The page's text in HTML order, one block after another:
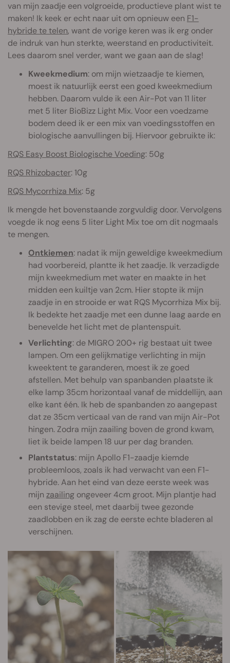
van mijn zaadje een volgroeide, productieve plant wist te
maken! Ik keek er echt naar uit om opnieuw een F1-
hybride te telen, want de vorige keren was ik erg onder
de indruk van hun sterkte, weerstand en productiviteit.
Lees daarom snel verder, want we gaan aan de slag!
Kweekmedium: om mijn wietzaadje te kiemen,
moest ik natuurlijk eerst een goed kweekmedium
hebben. Daarom vulde ik een Air-Pot van 11 liter
met 5 liter BioBizz Light Mix. Voor een voedzame
bodem deed ik er een mix van voedingsstoffen en
biologische aanvullingen bij. Hiervoor gebruikte ik:
RQS Easy Boost Biologische Voeding: 50g
RQS Rhizobacter: 10g
RQS Mycorrhiza Mix: 5g
Ik mengde het bovenstaande zorgvuldig door. Vervolgens
voegde ik nog eens 5 liter Light Mix toe om dit nogmaals
te mengen.
Ontkiemen: nadat ik mijn geweldige kweekmedium
had voorbereid, plantte ik het zaadje. Ik verzadigde
mijn kweekmedium met water en maakte in het
midden een kuiltje van 2cm. Hier stopte ik mijn
zaadje in en strooide er wat RQS Mycorrhiza Mix bij.
Ik bedekte het zaadje met een dunne laag aarde en
benevelde het licht met de plantenspuit.
Verlichting: de MIGRO 200+ rig bestaat uit twee
lampen. Om een gelijkmatige verlichting in mijn
kweektent te garanderen, moest ik ze goed
afstellen. Met behulp van spanbanden plaatste ik
elke lamp 35cm horizontaal vanaf de middellijn, aan
elke kant één. Ik heb de spanbanden zo aangepast
dat ze 35cm verticaal van de rand van mijn Air-Pot
hingen. Zodra mijn zaailing boven de grond kwam,
liet ik beide lampen 18 uur per dag branden.
Plantstatus: mijn Apollo F1-zaadje kiemde
probleemloos, zoals ik had verwacht van een F1-
hybride. Aan het eind van deze eerste week was
mijn zaailing ongeveer 4cm groot. Mijn plantje had
een stevige steel, met daarbij twee gezonde
zaadlobben en ik zag de eerste echte bladeren al
verschijnen.